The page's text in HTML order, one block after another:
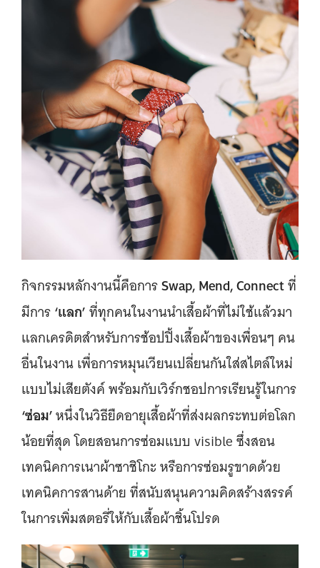
กิจกรรมหลักงานนี้คือการSwap, Mend, Connectที่
มีการ‘แลก’ที่ทุกคนในงานนำเสื้อผ้าที่ไม่ใช้แล้วมา
แลกเครดิตสำหรับการช้อปปิ้งเสื้อผ้าของเพื่อนๆ คน
อื่นในงาน เพื่อการหมุนเวียนเปลี่ยนกันใส่สไตล์ใหม่
แบบไม่เสียตังค์ พร้อมกับเวิร์กชอปการเรียนรู้ในการ
‘ซ่อม’หนึ่งในวิธียืดอายุเสื้อผ้าที่ส่งผลกระทบต่อโลก
น้อยที่สุด โดยสอนการซ่อมแบบ visible ซึ่งสอน
เทคนิคการเนาผ้าซาชิโกะ หรือการซ่อมรูขาดด้วย
เทคนิคการสานด้าย ที่สนับสนุนความคิดสร้างสรรค์
ในการเพิ่มสตอรี่ให้กับเสื้อผ้าชิ้นโปรด